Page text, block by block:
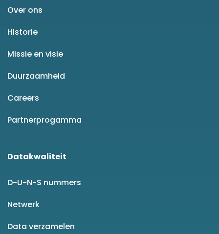
Over ons
Historie
Missie en visie
Duurzaamheid
Careers
Partnerprogamma
Datakwaliteit
D-U-N-S nummers
Netwerk
Data verzamelen